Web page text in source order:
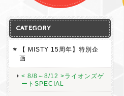
CATEGORY
【 MISTY 15周年】特別企
画
< 8/8～8/12 >ライオンズゲ
ートSPECIAL